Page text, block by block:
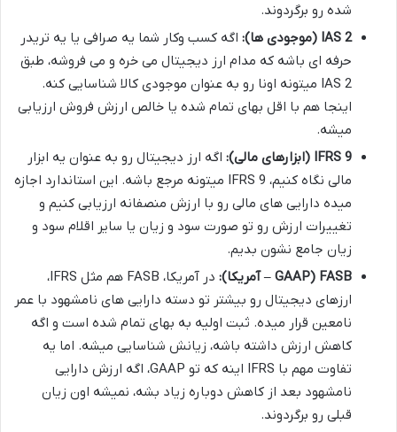
شده رو برگردوند.
IAS 2 (موجودی ها):
اگه کسب وکار شما یه صرافی یا یه تریدر
حرفه ای باشه که مدام ارز دیجیتال می خره و می فروشه، طبق
IAS 2 میتونه اونا رو به عنوان موجودی کالا شناسایی کنه.
اینجا هم با اقل بهای تمام شده یا خالص ارزش فروش ارزیابی
میشه.
IFRS 9 (ابزارهای مالی):
اگه ارز دیجیتال رو به عنوان یه ابزار
مالی نگاه کنیم، IFRS 9 میتونه مرجع باشه. این استاندارد اجازه
میده دارایی های مالی رو با ارزش منصفانه ارزیابی کنیم و
تغییرات ارزش رو تو صورت سود و زیان یا سایر اقلام سود و
زیان جامع نشون بدیم.
FASB (GAAP – آمریکا):
در آمریکا، FASB هم مثل IFRS،
ارزهای دیجیتال رو بیشتر تو دسته دارایی های نامشهود با عمر
نامعین قرار میده. ثبت اولیه به بهای تمام شده است و اگه
کاهش ارزش داشته باشه، زیانش شناسایی میشه. اما یه
تفاوت مهم با IFRS اینه که تو GAAP، اگه ارزش دارایی
نامشهود بعد از کاهش دوباره زیاد بشه، نمیشه اون زیان
قبلی رو برگردوند.